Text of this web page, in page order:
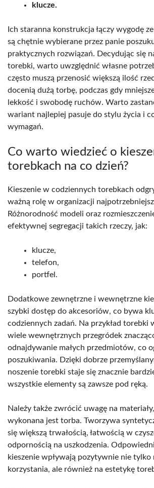
klucze.
Ich staranna konstrukcja łączy wygodę
są chętnie wybierane przez panie
praktycznych rozwiązań. Decydując się
torebki, warto uwzględnić własne
często muszą przenosić większą ilość
docenią dużą torbę, podczas gdy
lekkość i swobodę ruchów. Warto
wariant najlepiej pasuje do stylu życia i
wymagań.
Co warto wiedzieć o
torebkach na co dzień?
Kieszenie w codziennych torebkach
ważną rolę w organizacji
Różnorodność modeli oraz
efektywnej segregacji takich rzeczy, jak:
klucze,
telefon,
portfel.
Dodatkowe zewnętrzne i wewnętrzne
szybki dostęp do akcesoriów, co bywa
codziennych zadań. Na przykład torebki
wiele wewnętrznych przegródek
odnajdywanie małych przedmiotów, co
poszukiwania. Dzięki dobrze
noszenie torebki staje się znacznie
wszystkie elementy są zawsze pod ręką.
Należy także zwrócić uwagę na
wykonana jest torba. Tworzywa
się większą trwałością, łatwością w
odpornością na uszkodzenia.
kieszenie wpływają pozytywnie nie
korzystania, ale również na estetykę